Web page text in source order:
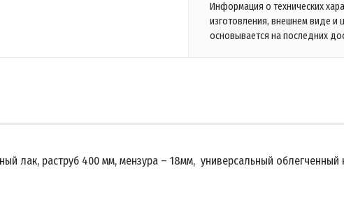
Информация о технических
изготовления, внешнем виде и
основывается на последних
лак, раструб 400 мм, мензура – 18мм, универсальный облегченный